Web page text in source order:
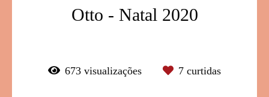
Otto - Natal 2020
673 visualizações 7 curtidas